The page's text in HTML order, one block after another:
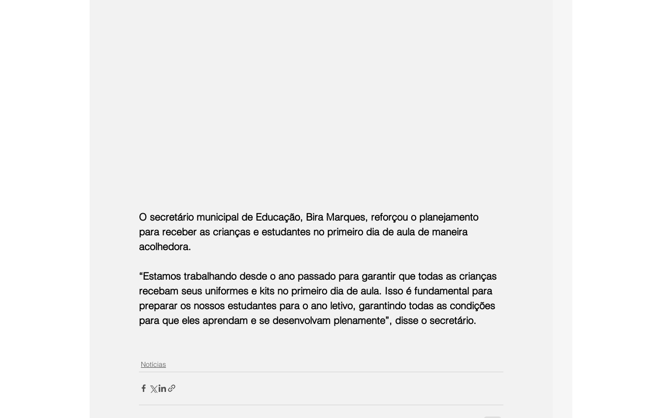
O secretário municipal de Educação, Bira Marques, reforçou o planejamento
para receber as crianças e estudantes no primeiro dia de aula de maneira
acolhedora.
“Estamos trabalhando desde o ano passado para garantir que todas as crianças
recebam seus uniformes e kits no primeiro dia de aula. Isso é fundamental para
preparar os nossos estudantes para o ano letivo, garantindo todas as condições
para que eles aprendam e se desenvolvam plenamente”, disse o secretário.
Notícias